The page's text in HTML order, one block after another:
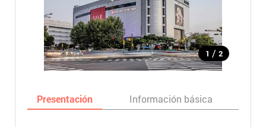
1 / 2
Presentación Información básica